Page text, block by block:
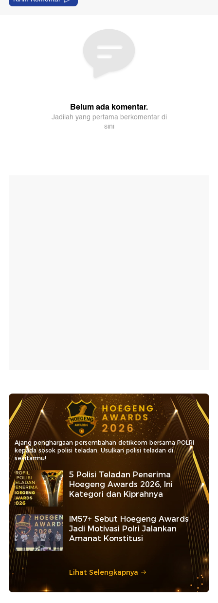
Ajang penghargaan persembahan detikcom bersama POLRI
kepada sosok polisi teladan. Usulkan polisi teladan di
sekitarmu!
5 Polisi Teladan Penerima
Hoegeng Awards 2026, Ini
Kategori dan Kiprahnya
IM57+ Sebut Hoegeng Awards
Jadi Motivasi Polri Jalankan
Amanat Konstitusi
Lihat Selengkapnya